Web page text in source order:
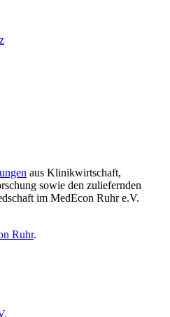
aus Klinikwirtschaft,
sowie den zuliefernden
im MedEcon Ruhr e.V.
Ruhr.